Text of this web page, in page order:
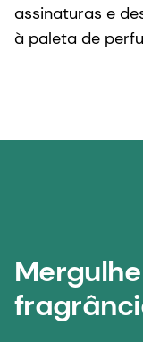
assinaturas e
à paleta de